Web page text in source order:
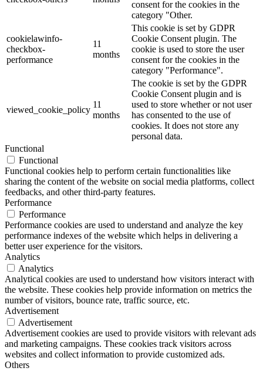
consent for the cookies in the
category "Other.
cookielawinfo-
checkbox-
performance
11
months
This cookie is set by GDPR
Cookie Consent plugin. The
cookie is used to store the user
consent for the cookies in the
category "Performance".
viewed_cookie_policy
11
months
The cookie is set by the GDPR
Cookie Consent plugin and is
used to store whether or not user
has consented to the use of
cookies. It does not store any
personal data.
Functional
Functional
Functional cookies help to perform certain functionalities like
sharing the content of the website on social media platforms, collect
feedbacks, and other third-party features.
Performance
Performance
Performance cookies are used to understand and analyze the key
performance indexes of the website which helps in delivering a
better user experience for the visitors.
Analytics
Analytics
Analytical cookies are used to understand how visitors interact with
the website. These cookies help provide information on metrics the
number of visitors, bounce rate, traffic source, etc.
Advertisement
Advertisement
Advertisement cookies are used to provide visitors with relevant ads
and marketing campaigns. These cookies track visitors across
websites and collect information to provide customized ads.
Others